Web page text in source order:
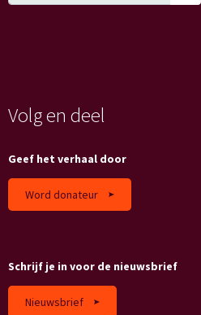
Volg en deel
Geef het verhaal door
Word donateur
Schrijf je in voor de nieuwsbrief
Nieuwsbrief